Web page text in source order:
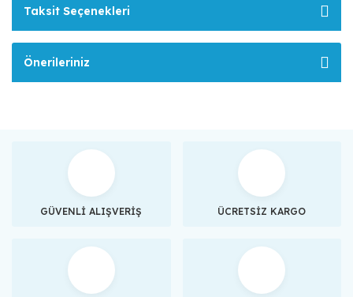
Taksit Seçenekleri
Önerileriniz
GÜVENLİ ALIŞVERİŞ ÜCRETSİZ KARGO